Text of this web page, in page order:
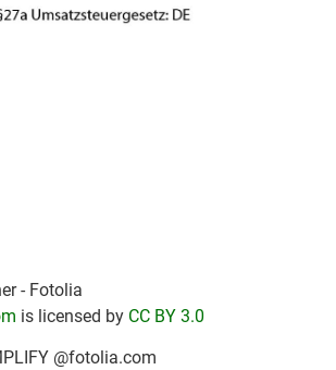
- Fotolia
is licensed by CC BY 3.0
@fotolia.com